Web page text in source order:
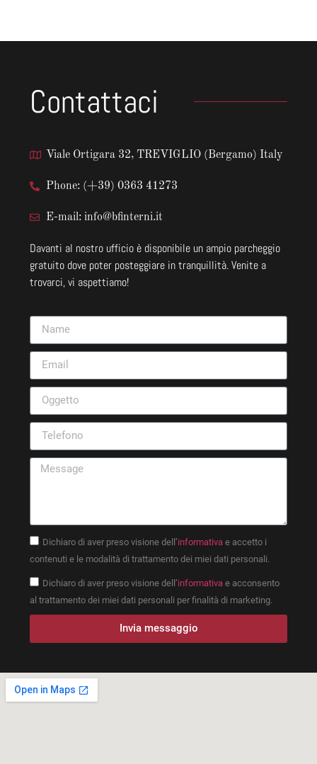
Contattaci
Viale Ortigara 32, TREVIGLIO (Bergamo) Italy
Phone: (+39) 0363 41273
E-mail: info@bfinterni.it
Davanti al nostro ufficio è disponibile un ampio parcheggio
gratuito dove poter posteggiare in tranquillità. Venite a
trovarci, vi aspettiamo!
Dichiaro di aver preso visione dell’informativa e accetto i
contenuti e le modalità di trattamento dei miei dati personali.
Dichiaro di aver preso visione dell’informativa e acconsento
al trattamento dei miei dati personali per finalità di marketing.
Invia messaggio